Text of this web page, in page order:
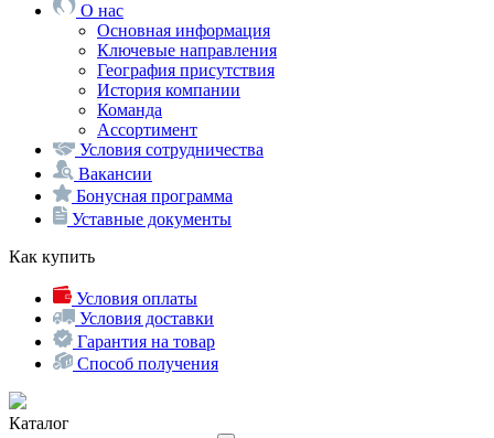
О нас
Основная информация
Ключевые направления
География присутствия
История компании
Команда
Ассортимент
Условия сотрудничества
Вакансии
Бонусная программа
Уставные документы
Как купить
Условия оплаты
Условия доставки
Гарантия на товар
Способ получения
Каталог